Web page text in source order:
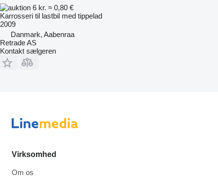
6 kr. ≈ 0,80 €
Karrosseri til lastbil med tippelad
2009
Danmark, Aabenraa
Retrade AS
Kontakt sælgeren
Virksomhed
Om os